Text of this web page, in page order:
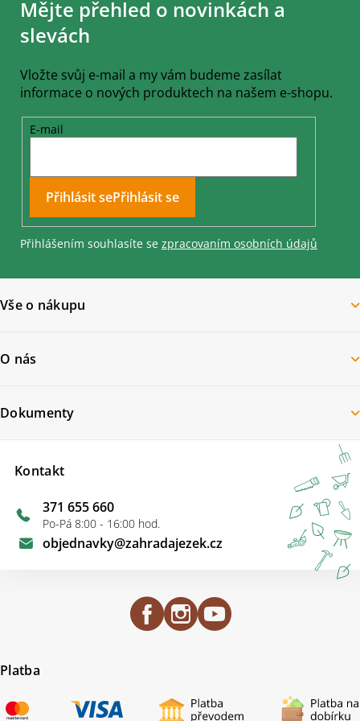
Mějte přehled o novinkách a
slevách
Vložte svůj e-mail a my vám budeme zasílat
informace o nových produktech na našem e-shopu.
E-mail
Přihlásit se
Přihlášením souhlasíte se zpracovaním osobních údajů
Vše o nákupu
O nás
Kontakt
objednavky@zahradajezek.cz
371 655 660
Po-Pá 8:00 - 16:00 hod.
Dokumenty
Platba